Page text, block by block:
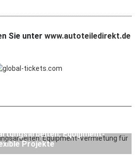
Sie unter www.autoteiledirekt.de
Equipment-
Projekte